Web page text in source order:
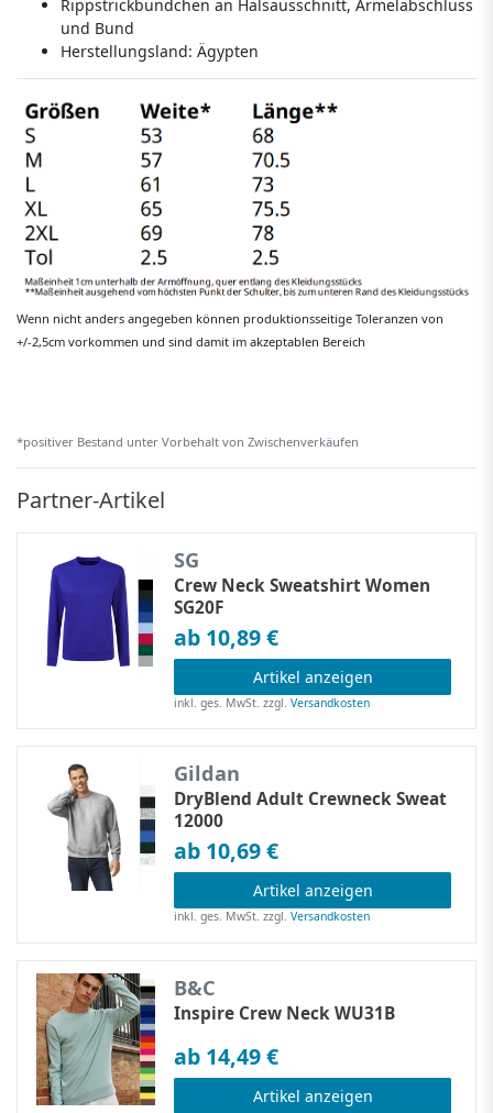
Rippstrickbündchen an Halsausschnitt, Ärmelabschluss
und Bund
Herstellungsland: Ägypten
Wenn nicht anders angegeben können produktionsseitige Toleranzen von
+/-2,5cm vorkommen und sind damit im akzeptablen Bereich
*positiver Bestand unter Vorbehalt von Zwischenverkäufen
Partner-Artikel
SG
Crew Neck Sweatshirt Women
SG20F
ab 10,89 €
Artikel anzeigen
inkl. ges. MwSt. zzgl.Versandkosten
Gildan
DryBlend Adult Crewneck Sweat
12000
ab 10,69 €
Artikel anzeigen
inkl. ges. MwSt. zzgl.Versandkosten
B&C
Inspire Crew Neck WU31B
ab 14,49 €
Artikel anzeigen